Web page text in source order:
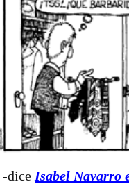
-dice Isabel Navarro